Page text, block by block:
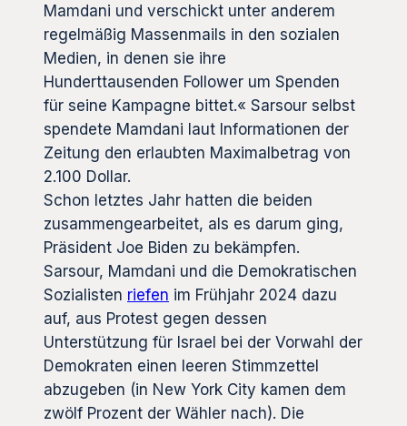
Mamdani und verschickt unter anderem
regelmäßig Massenmails in den sozialen
Medien, in denen sie ihre
Hunderttausenden Follower um Spenden
für seine Kampagne bittet.« Sarsour selbst
spendete Mamdani laut Informationen der
Zeitung den erlaubten Maximalbetrag von
2.100 Dollar.
Schon letztes Jahr hatten die beiden
zusammengearbeitet, als es darum ging,
Präsident Joe Biden zu bekämpfen.
Sarsour, Mamdani und die Demokratischen
Sozialisten riefen im Frühjahr 2024 dazu
auf, aus Protest gegen dessen
Unterstützung für Israel bei der Vorwahl der
Demokraten einen leeren Stimmzettel
abzugeben (in New York City kamen dem
zwölf Prozent der Wähler nach). Die